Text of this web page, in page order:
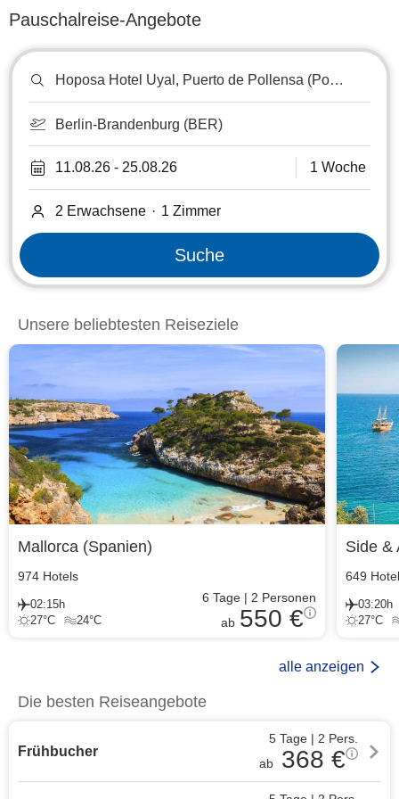
Pauschalreise-Angebote
oder
Berlin-Brandenburg (BER)
11.08.26 - 25.08.26 1 Woche
2 Erwachsene · 1 Zimmer
Suche
Unsere beliebtesten Reiseziele
Mallorca (Spanien)
974 Hotels
02:15h
27°C 24°C
6 Tage| 2 Personen
ab 550 €
Side &
649
03:20h
27°C
alle anzeigen
Die besten Reiseangebote
Frühbucher
5 Tage | 2 Pers.
ab
368 €